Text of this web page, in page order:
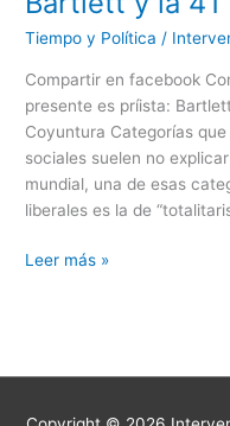
Tiempo y Política /
Compartir en facebook
presente es príista:
Coyuntura Categorías
sociales suelen no
mundial, una de esas
liberales es la de
el
presente
príista:
Bartlett
Leer más »